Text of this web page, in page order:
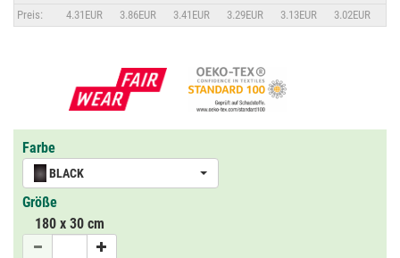
Preis:
4.31EUR 3.86EUR 3.41EUR 3.29EUR 3.13EUR 3.02EUR
Farbe
BLACK
Größe
180 x 30 cm